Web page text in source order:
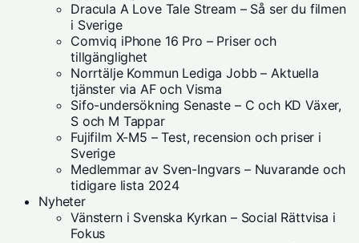
Dracula A Love Tale Stream – Så ser du filmen
i Sverige
Comviq iPhone 16 Pro – Priser och
tillgänglighet
Norrtälje Kommun Lediga Jobb – Aktuella
tjänster via AF och Visma
Sifo-undersökning Senaste – C och KD Växer,
S och M Tappar
Fujifilm X-M5 – Test, recension och priser i
Sverige
Medlemmar av Sven-Ingvars – Nuvarande och
tidigare lista 2024
Nyheter
Vänstern i Svenska Kyrkan – Social Rättvisa i
Fokus